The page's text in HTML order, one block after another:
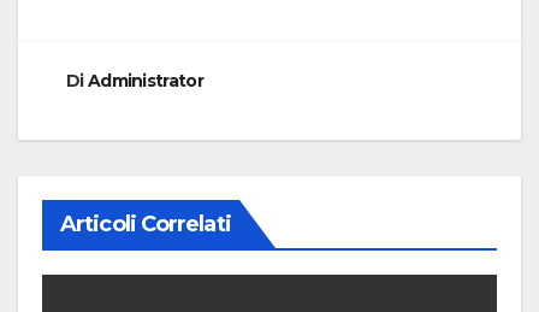
DiAdministrator
Articoli Correlati